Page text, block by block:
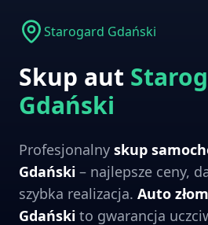
Starogard Gdański
Skup aut
Gdański
Profesjonalny skup
Gdański – najlepsze ceny,
szybka realizacja. Auto złom
Gdański to gwarancja